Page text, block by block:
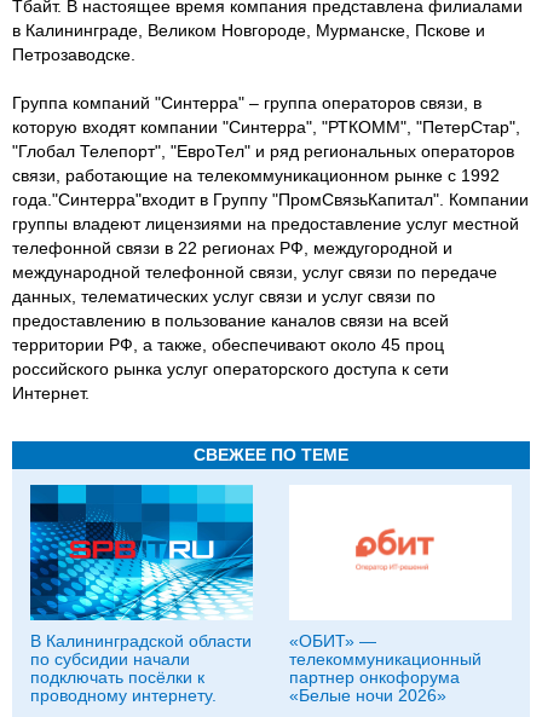
Тбайт. В настоящее время компания представлена филиалами
в Калининграде, Великом Новгороде, Мурманске, Пскове и
Петрозаводске.
Группа компаний "Синтерра" – группа операторов связи, в
которую входят компании "Синтерра", "РТКОММ", "ПетерСтар",
"Глобал Телепорт", "ЕвроТел" и ряд региональных операторов
связи, работающие на телекоммуникационном рынке с 1992
года."Синтерра"входит в Группу "ПромСвязьКапитал". Компании
группы владеют лицензиями на предоставление услуг местной
телефонной связи в 22 регионах РФ, междугородной и
международной телефонной связи, услуг связи по передаче
данных, телематических услуг связи и услуг связи по
предоставлению в пользование каналов связи на всей
территории РФ, а также, обеспечивают около 45 проц
российского рынка услуг операторского доступа к сети
Интернет.
СВЕЖЕЕ ПО ТЕМЕ
В Калининградской области
по субсидии начали
подключать посёлки к
проводному интернету.
«ОБИТ» —
телекоммуникационный
партнер онкофорума
«Белые ночи 2026»